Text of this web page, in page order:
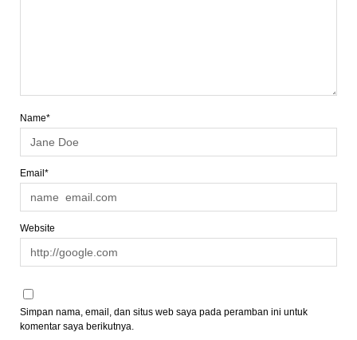
Name*
Email*
Website
Simpan nama, email, dan situs web saya pada peramban ini untuk
komentar saya berikutnya.